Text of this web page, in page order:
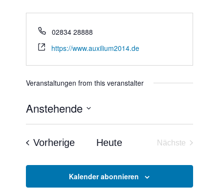
02834 28888
https://www.auxilium2014.de
Veranstaltungen from this veranstalter
Anstehende
Datum
wählen.
VorherigeVeranstaltungen
Heute
Nächste
Kalender abonnieren